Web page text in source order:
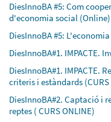
DiesInnoBA #5: Com
d'economia social (Online)
DiesInnoBA #5:
DiesInnoBA#1. IMPACTE.
DiesInnoBA#1. IMPACTE.
criteris i estàndards (CURS
DiesInnoBA#2. Captació i
reptes ( CURS ONLINE)